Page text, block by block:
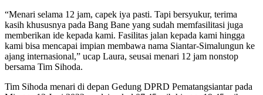
“Menari selama 12 jam, capek iya pasti. Tapi bersyukur, terima
kasih khususnya pada Bang Bane yang sudah memfasilitasi juga
memberikan ide kepada kami. Fasilitas jalan kepada kami hingga
kami bisa mencapai impian membawa nama Siantar-Simalungun ke
ajang internasional,” ucap Laura, seusai menari 12 jam nonstop
bersama Tim Sihoda.
Tim Sihoda menari di depan Gedung DPRD Pematangsiantar pada